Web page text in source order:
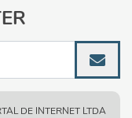
DE INTERNET LTDA